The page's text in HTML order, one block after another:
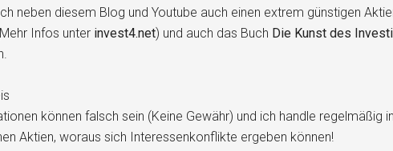
neben diesem Blog und Youtube auch einen extrem günstigen
Infos unter invest4.net) und auch das Buch Die Kunst des
können falsch sein (Keine Gewähr) und ich handle regelmäßig
Aktien, woraus sich Interessenkonflikte ergeben können!